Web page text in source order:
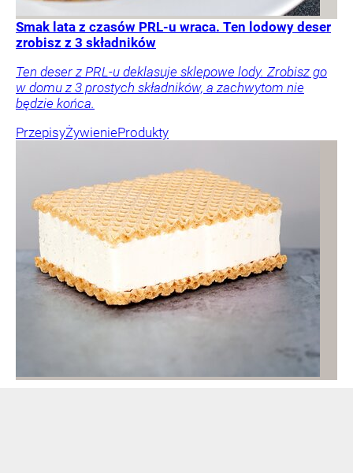
Smak lata z czasów PRL-u wraca. Ten lodowy deser
zrobisz z 3 składników
Ten deser z PRL-u deklasuje sklepowe lody. Zrobisz go
w domu z 3 prostych składników, a zachwytom nie
będzie końca.
PrzepisyŻywienieProdukty